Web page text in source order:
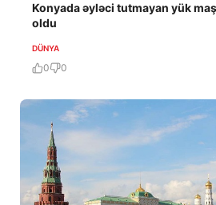
Konyada əyləci tutmayan yük
oldu
DÜNYA
0 0